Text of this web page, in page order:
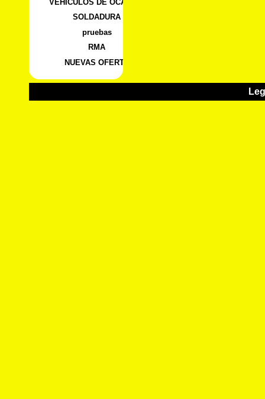
VEHICULOS DE OCASION
SOLDADURA
pruebas
RMA
NUEVAS OFERTA